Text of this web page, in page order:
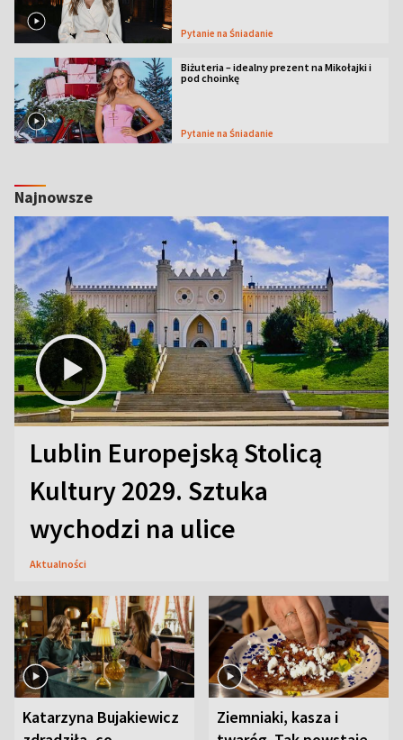
Pytanie na Śniadanie
Biżuteria – idealny prezent na Mikołajki i
pod choinkę
Pytanie na Śniadanie
Najnowsze
Lublin Europejską Stolicą
Kultury 2029. Sztuka
wychodzi na ulice
Aktualności
Katarzyna Bujakiewicz
Ziemniaki, kasza i